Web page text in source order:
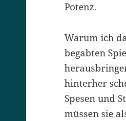
Potenz.
Warum ich
begabten
hinterher
Spesen und
müssen sie